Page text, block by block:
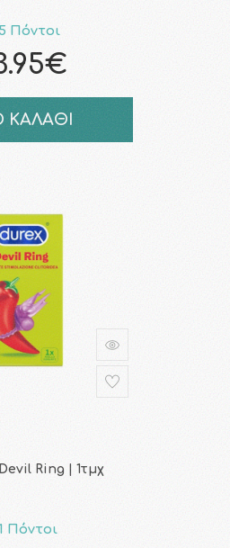
Πόντοι
ΚΑΛΑΘΙ
Ring | 1τμχ
Πόντοι